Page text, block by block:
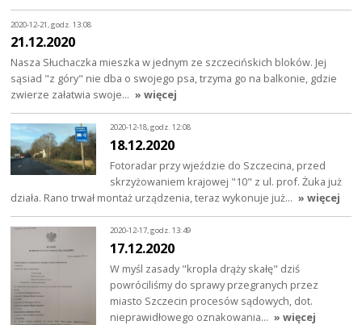
2020-12-21, godz. 13:08
21.12.2020
Nasza Słuchaczka mieszka w jednym ze szczecińskich bloków. Jej
sąsiad "z góry" nie dba o swojego psa, trzyma go na balkonie, gdzie
zwierze załatwia swoje… » więcej
2020-12-18, godz. 12:08
18.12.2020
Fotoradar przy wjeździe do Szczecina, przed
skrzyżowaniem krajowej "10" z ul. prof. Żuka już
działa. Rano trwał montaż urządzenia, teraz wykonuje już… » więcej
2020-12-17, godz. 13:49
17.12.2020
W myśl zasady "kropla drąży skałę" dziś
powróciliśmy do sprawy przegranych przez
miasto Szczecin procesów sądowych, dot.
nieprawidłowego oznakowania… » więcej